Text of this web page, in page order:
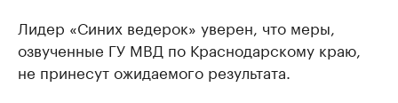
Лидер «Синих ведерок» уверен, что меры,
озвученные ГУ МВД по Краснодарскому краю,
не принесут ожидаемого результата.